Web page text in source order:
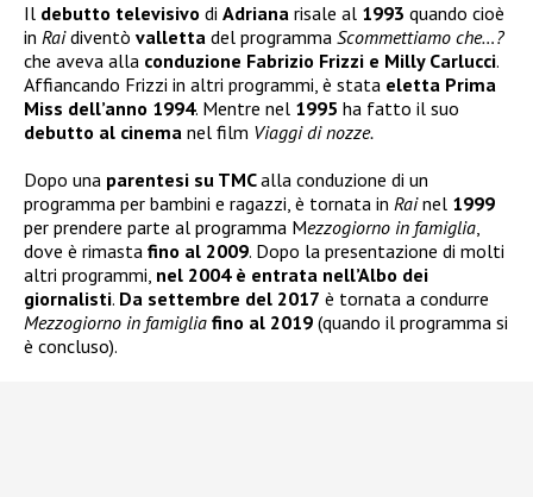
Il debutto televisivo di Adriana risale al 1993 quando cioè
in Raidiventò valletta del programma Scommettiamo che…?
che aveva alla conduzione Fabrizio Frizzi e Milly Carlucci.
Affiancando Frizzi in altri programmi, è stata eletta Prima
Miss dell’anno 1994. Mentre nel 1995 ha fatto il suo
debutto al cinema nel film Viaggi di nozze.
Dopo una parentesi su TMCalla conduzione di un
programma per bambini e ragazzi, è tornata in Rainel 1999
per prendere parte al programma Mezzogiorno in famiglia,
dove è rimasta fino al 2009. Dopo la presentazione di molti
altri programmi, nel 2004 è entrata nell’Albo dei
giornalisti. Da settembre del 2017 è tornata a condurre
Mezzogiorno in famiglia fino al 2019 (quando il programma si
è concluso).